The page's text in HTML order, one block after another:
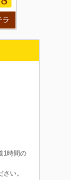
1時間の
い。